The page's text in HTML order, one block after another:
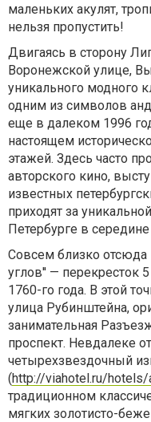
маленьких акулят,
нельзя пропустить!
Двигаясь в сторону
Воронежской улице,
уникального модного
одним из символов
еще в далеком 1996
настоящем
этажей. Здесь часто
авторского кино,
известных
приходят за
Петербурге в
Совсем близко отсюда
углов'' — перекресток
1760-го года. В этой
улица Рубинштейна,
занимательная
проспект. Невдалеке
четырехзвездочный
(http://viahotel.ru/hotels/
традиционном
мягких золотисто-